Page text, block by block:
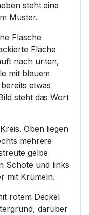
steht eine
Muster.
Flasche
Fläche
nach unten,
mit blauem
etwas
steht das Wort
Oben liegen
mehrere
gelbe
Schote und links
mit Krümeln.
rotem Deckel
darüber